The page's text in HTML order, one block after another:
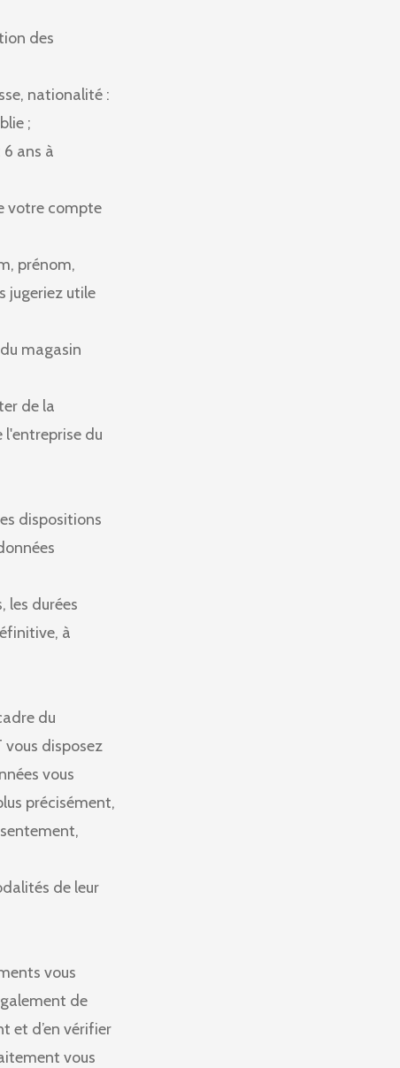
des
nationalité :
;
ans à
votre compte
prénom,
jugeriez utile
magasin
de la
du
dispositions
les durées
à
du
disposez
vous
précisément,
de leur
vous
de
et d’en vérifier
vous